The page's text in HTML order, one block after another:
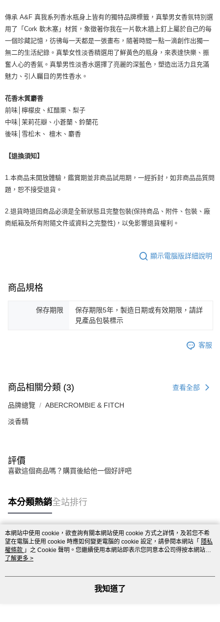
傳承 A&F 真我系列香水瓶身上皆有的獨特品牌標籤，真摯男女香氛特別選
用了「Cork 軟木塞」材質，象徵著你我在一片軟木牆上釘上屬於自己的每
一個珍藏記憶，彷彿每一天都是一張畫布，隨著時間一點一滴創作出獨一
無二的生活紀錄。真摯女性淡香精選用了鮮黃色的瓶身，來表達快樂、振
奮人心的香氣。真摯男性淡香水選擇了亮麗的深藍色，塑造出活力且充滿
魅力、引人矚目的男性香水。
花香木質麝香
前味│檸檬皮、紅醋栗、梨子
中味│茉莉花瓣、小蒼蘭、鈴蘭花
後味│雪松木、 檀木、麝香
【退換須知】
1.本商品未開放體驗，鑑賞期並非商品試用期，一經拆封，如非商品品質問
題，恕不接受退貨。
2.退貨時退回商品必須是全新狀態且完整包裝(保持商品、附件、包裝、廠
商紙箱及所有附隨文件或資料之完整性)，以免影響退貨權利。
顯示電腦版詳細說明
商品規格
保存期限
保存期限5年，製造日期或有效期限，請詳
見產品包裝標示
客服
商品相關分類 (3) 查看全部
品牌總覽 ABERCROMBIE & FITCH
淡香精
評價
喜歡這個商品嗎？購買後給他一個好評吧
本分類熱銷全站排行
熱門標籤
本網站中使用 cookie，欲查詢有關本網站使用 cookie 方式之詳情，及若您不希
望在電腦上使用 cookie 時應如何變更電腦的 cookie 設定，請參閱本網站「 隱私
權條款 」之 Cookie 聲明。您繼續使用本網站即表示您同意本公司得按本網站使
用條款之 Cookie 聲明使用 cookie。
了解更多 >
我知道了